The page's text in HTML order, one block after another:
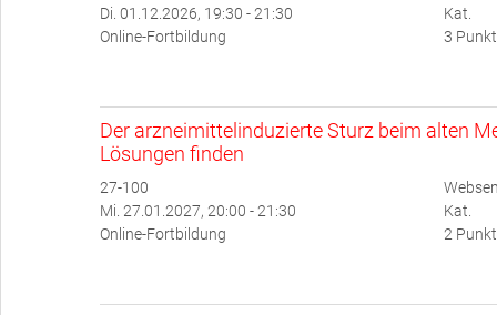
Di. 01.12.2026, 19:30 - 21:30
Online-Fortbildung
Kat.
3
Der arzneimittelinduzierte Sturz beim alten
Lösungen finden
27-100
Mi. 27.01.2027, 20:00 - 21:30
Online-Fortbildung
Kat.
2